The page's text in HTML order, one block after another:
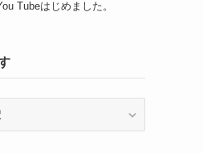
Tubeはじめました。